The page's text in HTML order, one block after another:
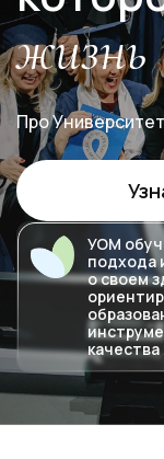
жизнь
Про
УОМ
подхода
о своем